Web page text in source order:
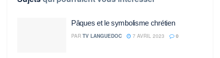
Pâques et le symbolisme chrétien
PAR TV LANGUEDOC 7 AVRIL 2023 0